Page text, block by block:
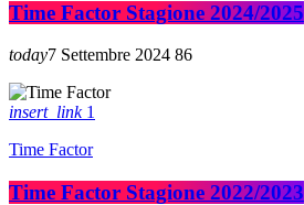
Time Factor Stagione 2024/2025
today7 Settembre 2024 86
insert_link 1
Time Factor
Time Factor Stagione 2022/2023